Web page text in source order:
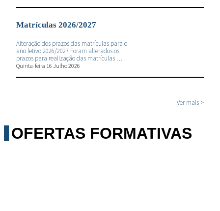
Matrículas 2026/2027
Alteração dos prazos das matrículas para o
ano letivo 2026/2027 Foram alterados os
prazos para realização das matrículas …
Quinta-feira 16 Julho 2026
Ver mais >
OFERTAS FORMATIVAS